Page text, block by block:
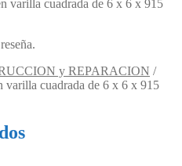
varilla cuadrada de 6 x 6 x 915
y REPARACION /
varilla cuadrada de 6 x 6 x 915